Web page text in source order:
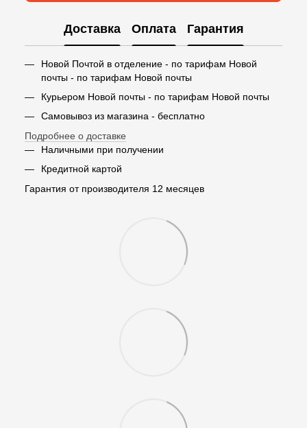
Доставка Оплата Гарантия
Новой Почтой в отделение - по тарифам Новой
почты - по тарифам Новой почты
Курьером Новой почты - по тарифам Новой почты
Самовывоз из магазина - бесплатно
Подробнее о доставке
Наличными при получении
Кредитной картой
Гарантия от производителя 12 месяцев